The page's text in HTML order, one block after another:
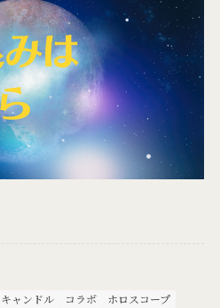
キャンドル コラボ
ホロスコープ